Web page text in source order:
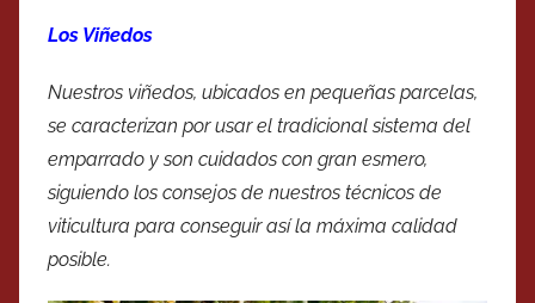
Los Viñedos
Nuestros viñedos, ubicados en pequeñas parcelas,
se caracterizan por usar el tradicional sistema del
emparrado y son cuidados con gran esmero,
siguiendo los consejos de nuestros técnicos de
viticultura para conseguir así la máxima calidad
posible.